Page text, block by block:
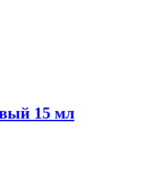
15 мл